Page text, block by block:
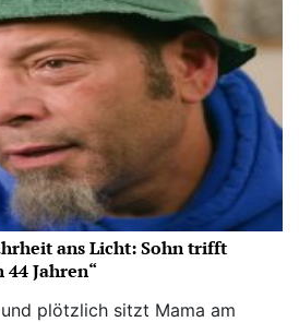
ans Licht: Sohn trifft
Jahren“
plötzlich sitzt Mama am